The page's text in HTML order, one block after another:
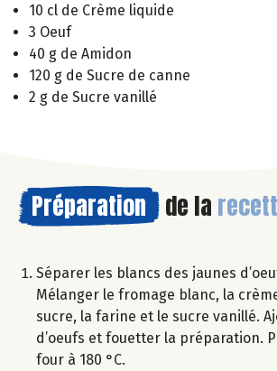
10 cl de Crème liquide
3 Oeuf
40 g de Amidon
120 g de Sucre de canne
2 g de Sucre vanillé
Préparation de la
Séparer les blancs des jaunes
Mélanger le fromage blanc, la
sucre, la farine et le sucre vanillé.
d’oeufs et fouetter la préparation.
four à 180 °C.